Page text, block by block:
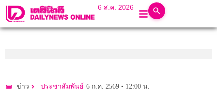
6 ส.ค. 2026
ข่าว ประชาสัมพันธ์ 6 ก.ค. 2569 • 12:00 น.